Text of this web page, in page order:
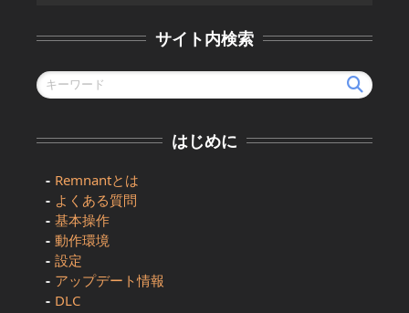
サイト内検索
はじめに
Remnantとは
よくある質問
基本操作
動作環境
設定
アップデート情報
DLC